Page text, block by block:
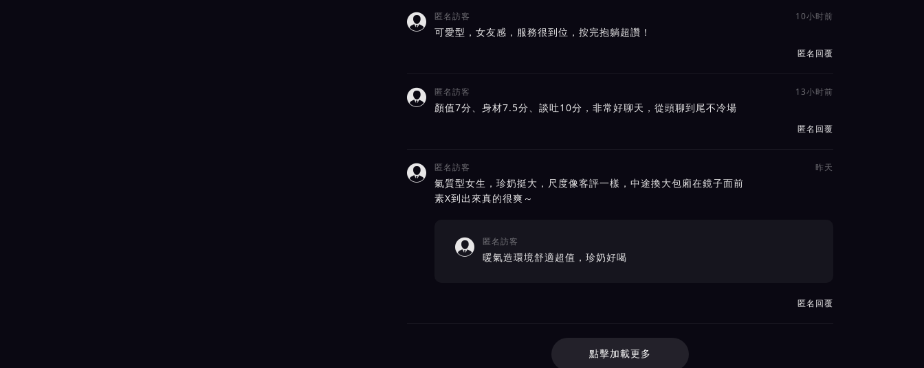
 匿名訪客 10小时前
可愛型，女友感，服務很到位，按完抱躺超讚！
匿名回覆
 匿名訪客 13小时前
顏值7分、身材7.5分、談吐10分，非常好聊天，從頭聊到尾不冷場
匿名回覆
 匿名訪客 昨天
氣質型女生，珍奶挺大，尺度像客評一樣，中途換大包廂在鏡子面前
素X到出來真的很爽～
 匿名訪客
暖氣造環境舒適超值，珍奶好喝
匿名回覆
點擊加載更多